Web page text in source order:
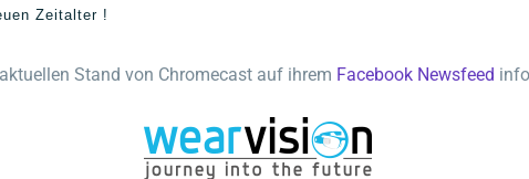
Zeitalter !
Stand von Chromecast auf ihrem Facebook Newsfeed